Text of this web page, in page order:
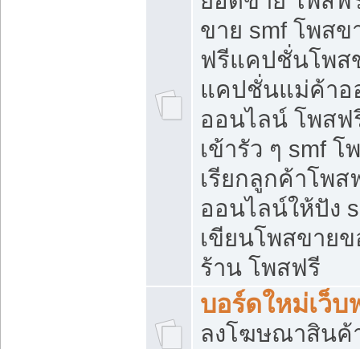
ขาย smf โพส
ฟรีแคปชั่นโพส
แคปชั่นแม่ค้า
ออนไลน์ โพสฟ
เข้ารัว ๆ smf
เรียกลูกค้าโพส
ออนไลน์ให้ปัง
เขียนโพสขาย
ร้าน โพสฟรี
บอร์ดใหม่เว็บ
ลงโฆษณาสิน